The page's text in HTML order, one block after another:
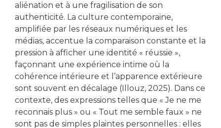
aliénation et à une fragilisation de son
authenticité. La culture contemporaine,
amplifiée par les réseaux numériques et les
médias, accentue la comparaison constante et la
pression à afficher une identité « réussie »,
façonnant une expérience intime où la
cohérence intérieure et l’apparence extérieure
sont souvent en décalage (Illouz, 2025). Dans ce
contexte, des expressions telles que « Je ne me
reconnais plus » ou « Tout me semble faux » ne
sont pas de simples plaintes personnelles : elles